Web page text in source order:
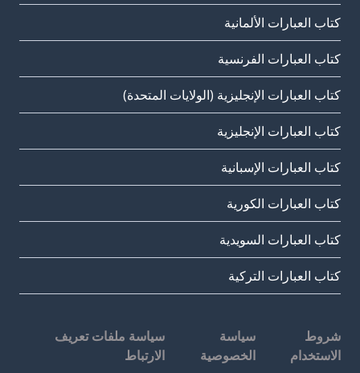
كتاب العبارات الألمانية
كتاب العبارات الفرنسية
كتاب العبارات الإنجليزية (الولايات المتحدة)
كتاب العبارات الإنجليزية
كتاب العبارات الإسبانية
كتاب العبارات الكورية
كتاب العبارات السويدية
كتاب العبارات التركية
شروط
الاستخدام
سياسة
الخصوصية
سياسة ملفات تعريف
الارتباط